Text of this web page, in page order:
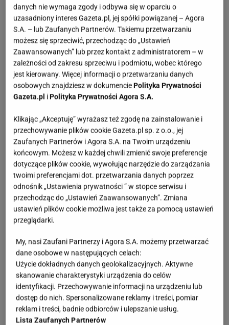
bardziej elegancko niż typowa bawełna. Ten model
został zaprojektowany z myślą o wygodzie i stylu,
posiada luźniejszy krój, który nie opina sylwetki, ale
ładnie ją podkreśla.Pasek w talii pozwala
dopasować sukienkę do figury, a długość midi
dodaje jej klasy.
screen z mohito
Fason, który działa na korzyść sylwetki. Podkreśli
co trzeba i wysmukli
danych nie wymaga zgody i odbywa się w oparciu o
uzasadniony interes Gazeta.pl, jej spółki powiązanej – Agora
S.A. – lub Zaufanych Partnerów. Takiemu przetwarzaniu
możesz się sprzeciwić, przechodząc do „Ustawień
Zaawansowanych” lub przez kontakt z administratorem – w
zależności od zakresu sprzeciwu i podmiotu, wobec którego
jest kierowany. Więcej informacji o przetwarzaniu danych
osobowych znajdziesz w dokumenciePolityka Prywatności
Gazeta.pl iPolityka Prywatności Agora S.A.
Klikając „Akceptuję” wyrażasz też zgodę na zainstalowanie i
przechowywanie plików cookie Gazeta.pl sp. z o.o., jej
Zaufanych Partnerów i Agora S.A. na Twoim urządzeniu
końcowym. Możesz w każdej chwili zmienić swoje preferencje
dotyczące plików cookie, wywołując narzędzie do zarządzania
twoimi preferencjami dot. przetwarzania danych poprzez
odnośnik „Ustawienia prywatności ” w stopce serwisu i
przechodząc do „Ustawień Zaawansowanych”. Zmiana
ustawień plików cookie możliwa jest także za pomocą ustawień
przeglądarki.
My, nasi Zaufani Partnerzy i Agora S.A. możemy przetwarzać
dane osobowe w następujących celach:
Użycie dokładnych danych geolokalizacyjnych. Aktywne
skanowanie charakterystyki urządzenia do celów
identyfikacji. Przechowywanie informacji na urządzeniu lub
dostęp do nich. Spersonalizowane reklamy i treści, pomiar
reklam i treści, badnie odbiorców i ulepszanie usług.
Lista Zaufanych Partnerów